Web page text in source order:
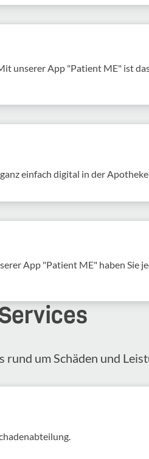
unserer App "Patient ME" ist
einfach digital in der Apotheke
App "Patient ME" haben Sie
rund um Schäden und